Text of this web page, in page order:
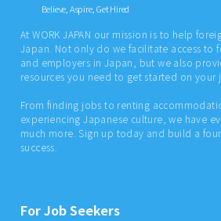
Believe, Aspire, Get Hired
At WORK JAPAN our mission is to help
Japan. Not only do we facilitate access to
and employers in Japan, but we also
resources you need to get started on your
From finding jobs to renting
experiencing Japanese culture, we have
much more. Sign up today and build a
success.
For Job Seekers